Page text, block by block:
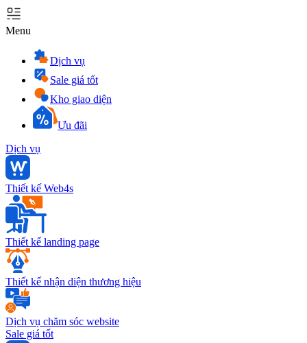
Menu
Dịch vụ
Sale giá tốt
Kho giao diện
Ưu đãi
Dịch vụ
Thiết kế Web4s
Thiết kế landing page
Thiết kế nhận diện thương hiệu
Dịch vụ chăm sóc website
Sale giá tốt